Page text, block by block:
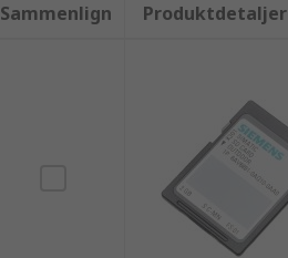
Sammenlign Produktdetaljer